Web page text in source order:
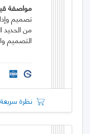
مواصفة
تصميم
التصميم
نظرة سريعة